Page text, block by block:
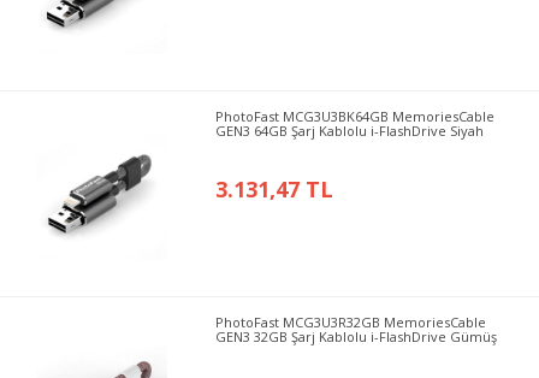
PhotoFast MCG3U3BK64GB MemoriesCable
GEN3 64GB Şarj Kablolu i-FlashDrive Siyah
3.131,47 TL
PhotoFast MCG3U3R32GB MemoriesCable
GEN3 32GB Şarj Kablolu i-FlashDrive Gümüş